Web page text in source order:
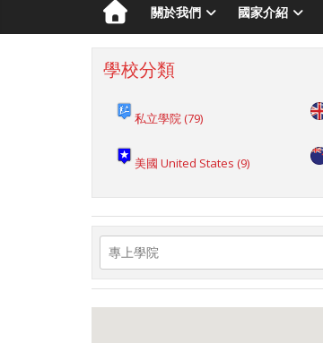
關於我們 國家介紹
學校分類
私立學院(79)
美國 United States (9)